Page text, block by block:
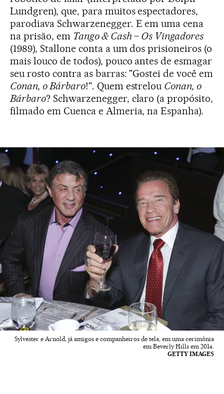
Lundgren), que, para muitos espectadores,
parodiava Schwarzenegger. E em uma cena
na prisão, em Tango & Cash – Os Vingadores
(1989), Stallone conta a um dos prisioneiros (o
mais louco de todos), pouco antes de esmagar
seu rosto contra as barras: "Gostei de você em
Conan, o Bárbaro!". Quem estrelou Conan, o
Bárbaro? Schwarzenegger, claro (a propósito,
filmado em Cuenca e Almeria, na Espanha).
Sylvester e Arnold, já amigos e companheiros de tela, em uma cerimônia
em Beverly Hills em 2014.
GETTY IMAGES